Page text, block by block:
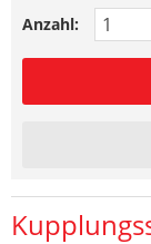
Anzahl: